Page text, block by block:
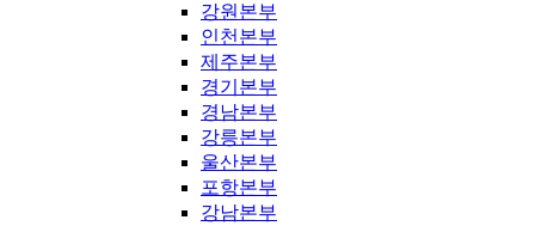
강원본부
인천본부
제주본부
경기본부
경남본부
강릉본부
울산본부
포항본부
강남본부